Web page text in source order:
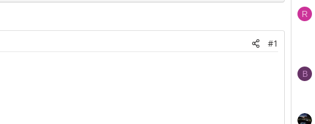
#1
R
B